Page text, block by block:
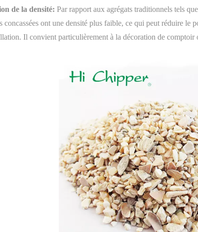
de la densité: Par rapport aux agrégats traditionnels tels
concassées ont une densité plus faible, ce qui peut réduire
Il convient particulièrement à la décoration de comptoir
<